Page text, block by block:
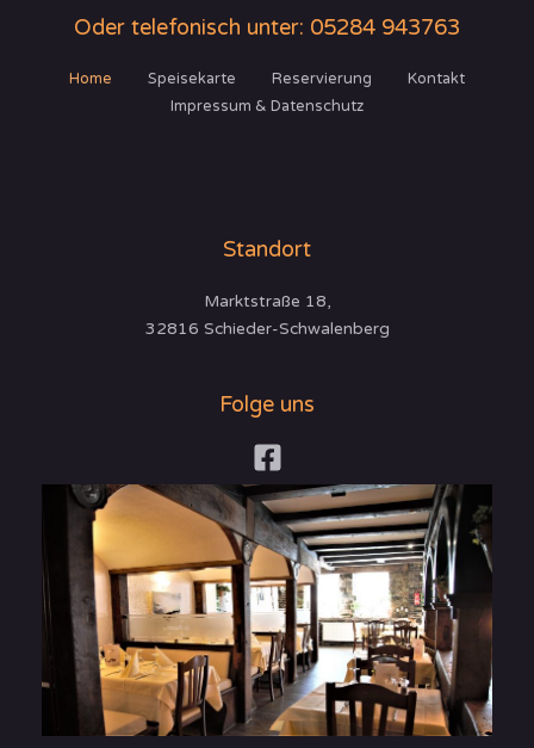
Oder telefonisch unter: 05284 943763
Home Speisekarte Reservierung
Kontakt
Impressum & Datenschutz
Standort
Marktstraße 18,
32816 Schieder-Schwalenberg
Folge uns